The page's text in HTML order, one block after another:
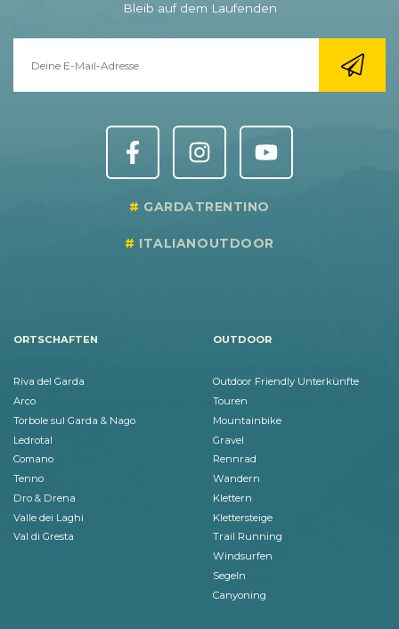
Bleib auf dem Laufenden
GARDATRENTINO
ITALIANOUTDOOR
ORTSCHAFTEN
Riva del Garda
Arco
Torbole sul Garda & Nago
Ledrotal
Comano
Tenno
Dro & Drena
Valle dei Laghi
Val di Gresta
OUTDOOR
Outdoor Friendly Unterkünfte
Touren
Mountainbike
Gravel
Rennrad
Wandern
Klettern
Klettersteige
Trail Running
Windsurfen
Segeln
Canyoning